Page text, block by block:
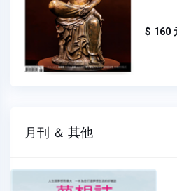
$ 160
月刊 ＆ 其他